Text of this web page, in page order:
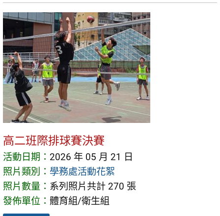
高二班際排球賽決賽
活動日期： 2026 年 05 月 21 日
照片類別： 學務處活動花絮
照片數量： 系列照片共計 270 張
發佈單位： 體育組/衛生組